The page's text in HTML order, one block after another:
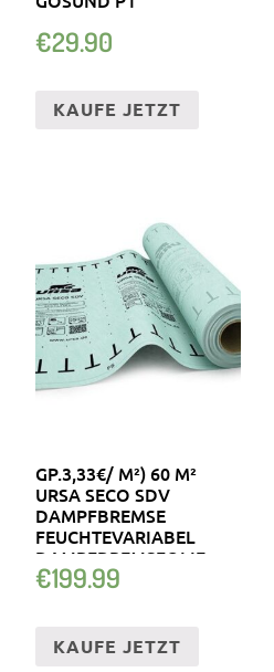
€29.90
KAUFE JETZT
GP.3,33€/ M²) 60 M²
URSA SECO SDV
DAMPFBREMSE
FEUCHTEVARIABEL
DAMPFBREMSFOLIE
€199.99
KAUFE JETZT